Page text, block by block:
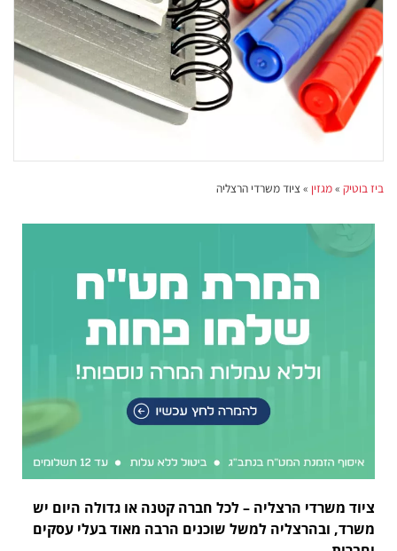
ביז בוטיק »מגזין »ציוד משרדי הרצליה
ציוד משרדי הרצליה – לכל חברה קטנה או גדולה היום יש
משרד, ובהרצליה למשל שוכנים הרבה מאוד בעלי עסקים